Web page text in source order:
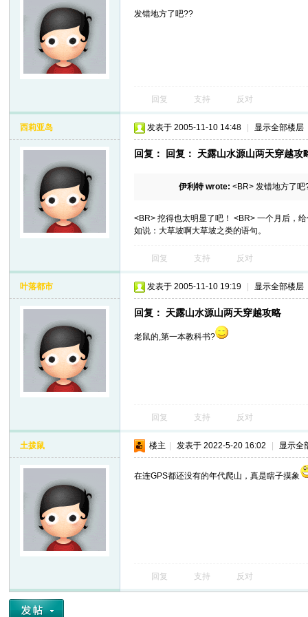
发错地方了吧??
回复 支持 反对
西莉亚岛 发表于 2005-11-10 14:48 显示全部楼层
回复： 回复： 天露山水源山两天穿越攻
伊利特 wrote: <BR> 发错地方了吧
<BR> 挖得也太明显了吧！ <BR> 一个月后，
如说：大草坡啊大草坡之类的语句。
回复 支持 反对
叶落都市 发表于 2005-11-10 19:19 显示全部楼层
回复： 天露山水源山两天穿越攻略
老鼠的,第一本教科书?
回复 支持 反对
土拨鼠 楼主 发表于 2022-5-20 16:02 显示全
在连GPS都还没有的年代爬山，真是瞎子摸象
回复 支持 反对